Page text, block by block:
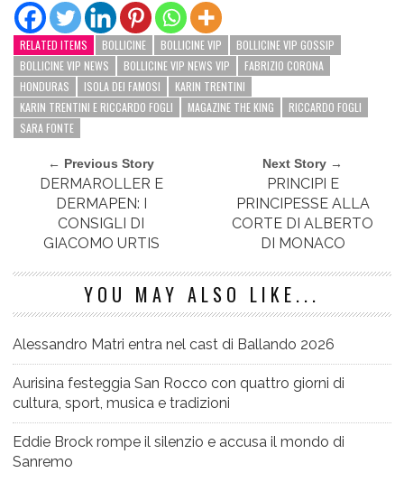
RELATED ITEMS BOLLICINE BOLLICINE VIP
BOLLICINE VIP GOSSIP
BOLLICINE VIP NEWS
BOLLICINE VIP NEWS VIP
FABRIZIO CORONA
HONDURAS
ISOLA DEI FAMOSI
KARIN TRENTINI
KARIN TRENTINI E RICCARDO FOGLI
MAGAZINE THE KING
RICCARDO FOGLI
SARA FONTE
← Previous Story
DERMAROLLER E
DERMAPEN: I
CONSIGLI DI
GIACOMO URTIS
Next Story →
PRINCIPI E
PRINCIPESSE ALLA
CORTE DI ALBERTO
DI MONACO
YOU MAY ALSO LIKE...
Alessandro Matri entra nel cast di Ballando 2026
Aurisina festeggia San Rocco con quattro giorni di
cultura, sport, musica e tradizioni
Eddie Brock rompe il silenzio e accusa il mondo di
Sanremo